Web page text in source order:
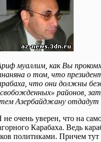
муаллим, как Вы
о том, что
что они должны
районов,
Азербайджану отдадут
не очень уверен, что на
Карабаха. Ведь
политиками. Причем тут